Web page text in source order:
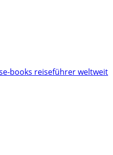
e-books reiseführer weltweit